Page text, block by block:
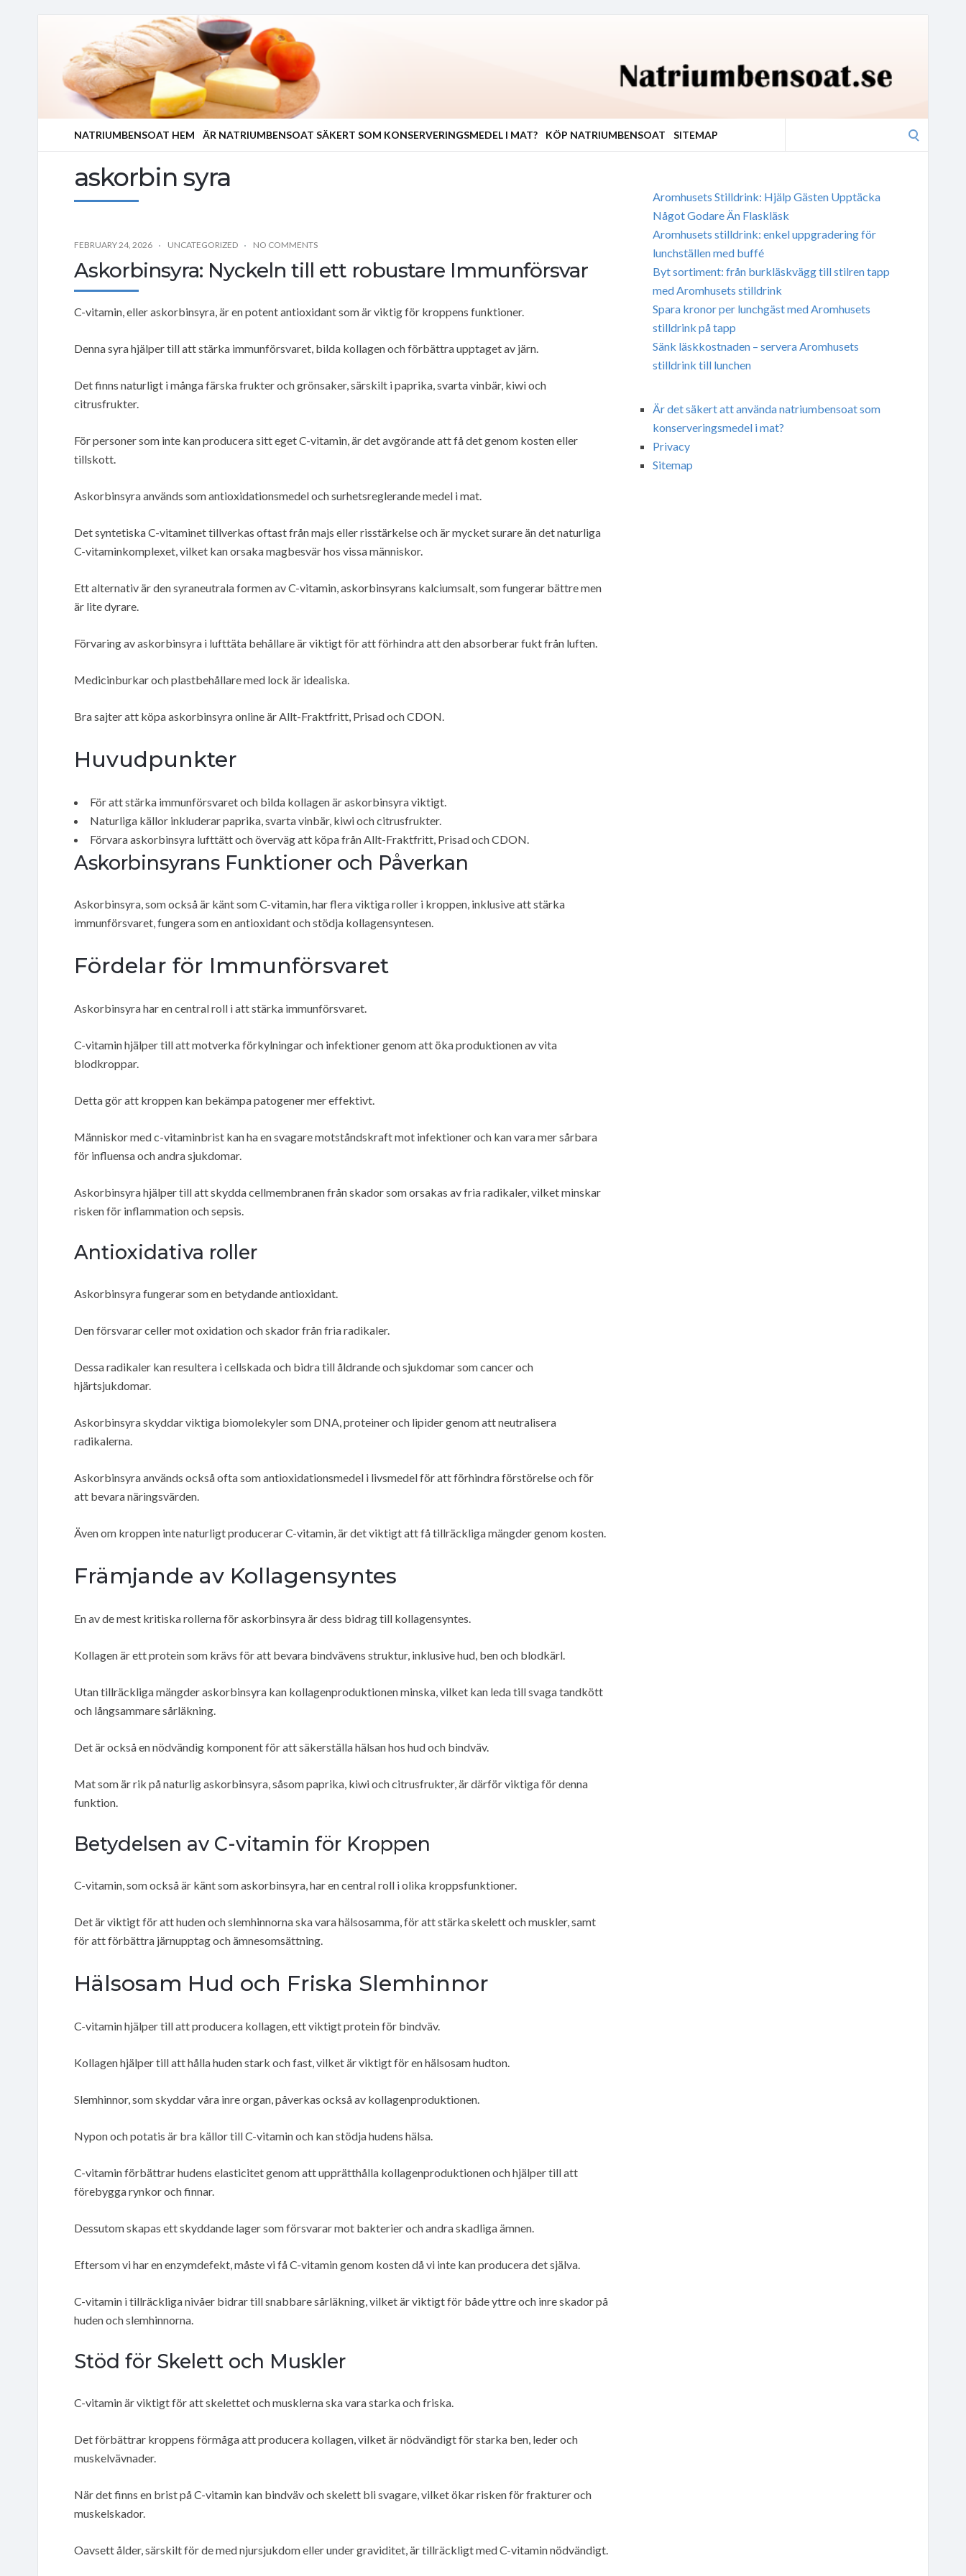
NATRIUMBENSOAT HEM ÄR NATRIUMBENSOAT SÄKERT SOM KONSERVERINGSMEDEL I MAT? KÖP NATRIUMBENSOAT SITEMAP
askorbin syra
FEBRUARY 24, 2026 UNCATEGORIZED NO COMMENTS
Askorbinsyra: Nyckeln till ett robustare Immunförsvar
C-vitamin, eller askorbinsyra, är en potent antioxidant som är viktig för kroppens funktioner.
Denna syra hjälper till att stärka immunförsvaret, bilda kollagen och förbättra upptaget av järn.
Det finns naturligt i många färska frukter och grönsaker, särskilt i paprika, svarta vinbär, kiwi och
citrusfrukter.
För personer som inte kan producera sitt eget C-vitamin, är det avgörande att få det genom kosten eller
tillskott.
Askorbinsyra används som antioxidationsmedel och surhetsreglerande medel i mat.
Det syntetiska C-vitaminet tillverkas oftast från majs eller risstärkelse och är mycket surare än det naturliga
C-vitaminkomplexet, vilket kan orsaka magbesvär hos vissa människor.
Ett alternativ är den syraneutrala formen av C-vitamin, askorbinsyrans kalciumsalt, som fungerar bättre men
är lite dyrare.
Förvaring av askorbinsyra i lufttäta behållare är viktigt för att förhindra att den absorberar fukt från luften.
Medicinburkar och plastbehållare med lock är idealiska.
Bra sajter att köpa askorbinsyra online är Allt-Fraktfritt, Prisad och CDON.
Huvudpunkter
För att stärka immunförsvaret och bilda kollagen är askorbinsyra viktigt.
Naturliga källor inkluderar paprika, svarta vinbär, kiwi och citrusfrukter.
Förvara askorbinsyra lufttätt och överväg att köpa från Allt-Fraktfritt, Prisad och CDON.
Askorbinsyrans Funktioner och Påverkan
Askorbinsyra, som också är känt som C-vitamin, har flera viktiga roller i kroppen, inklusive att stärka
immunförsvaret, fungera som en antioxidant och stödja kollagensyntesen.
Fördelar för Immunförsvaret
Askorbinsyra har en central roll i att stärka immunförsvaret.
C-vitamin hjälper till att motverka förkylningar och infektioner genom att öka produktionen av vita
blodkroppar.
Detta gör att kroppen kan bekämpa patogener mer effektivt.
Människor med c-vitaminbrist kan ha en svagare motståndskraft mot infektioner och kan vara mer sårbara
för influensa och andra sjukdomar.
Askorbinsyra hjälper till att skydda cellmembranen från skador som orsakas av fria radikaler, vilket minskar
risken för inflammation och sepsis.
Antioxidativa roller
Askorbinsyra fungerar som en betydande antioxidant.
Den försvarar celler mot oxidation och skador från fria radikaler.
Dessa radikaler kan resultera i cellskada och bidra till åldrande och sjukdomar som cancer och
hjärtsjukdomar.
Askorbinsyra skyddar viktiga biomolekyler som DNA, proteiner och lipider genom att neutralisera
radikalerna.
Askorbinsyra används också ofta som antioxidationsmedel i livsmedel för att förhindra förstörelse och för
att bevara näringsvärden.
Även om kroppen inte naturligt producerar C-vitamin, är det viktigt att få tillräckliga mängder genom kosten.
Främjande av Kollagensyntes
En av de mest kritiska rollerna för askorbinsyra är dess bidrag till kollagensyntes.
Kollagen är ett protein som krävs för att bevara bindvävens struktur, inklusive hud, ben och blodkärl.
Utan tillräckliga mängder askorbinsyra kan kollagenproduktionen minska, vilket kan leda till svaga tandkött
och långsammare sårläkning.
Det är också en nödvändig komponent för att säkerställa hälsan hos hud och bindväv.
Mat som är rik på naturlig askorbinsyra, såsom paprika, kiwi och citrusfrukter, är därför viktiga för denna
funktion.
Betydelsen av C-vitamin för Kroppen
C-vitamin, som också är känt som askorbinsyra, har en central roll i olika kroppsfunktioner.
Det är viktigt för att huden och slemhinnorna ska vara hälsosamma, för att stärka skelett och muskler, samt
för att förbättra järnupptag och ämnesomsättning.
Hälsosam Hud och Friska Slemhinnor
C-vitamin hjälper till att producera kollagen, ett viktigt protein för bindväv.
Kollagen hjälper till att hålla huden stark och fast, vilket är viktigt för en hälsosam hudton.
Slemhinnor, som skyddar våra inre organ, påverkas också av kollagenproduktionen.
Nypon och potatis är bra källor till C-vitamin och kan stödja hudens hälsa.
C-vitamin förbättrar hudens elasticitet genom att upprätthålla kollagenproduktionen och hjälper till att
förebygga rynkor och finnar.
Dessutom skapas ett skyddande lager som försvarar mot bakterier och andra skadliga ämnen.
Eftersom vi har en enzymdefekt, måste vi få C-vitamin genom kosten då vi inte kan producera det själva.
C-vitamin i tillräckliga nivåer bidrar till snabbare sårläkning, vilket är viktigt för både yttre och inre skador på
huden och slemhinnorna.
Stöd för Skelett och Muskler
C-vitamin är viktigt för att skelettet och musklerna ska vara starka och friska.
Det förbättrar kroppens förmåga att producera kollagen, vilket är nödvändigt för starka ben, leder och
muskelvävnader.
När det finns en brist på C-vitamin kan bindväv och skelett bli svagare, vilket ökar risken för frakturer och
muskelskador.
Oavsett ålder, särskilt för de med njursjukdom eller under graviditet, är tillräckligt med C-vitamin nödvändigt.
Aromhusets Stilldrink: Hjälp Gästen Upptäcka
Något Godare Än Flaskläsk
Aromhusets stilldrink: enkel uppgradering för
lunchställen med buffé
Byt sortiment: från burkläskvägg till stilren tapp
med Aromhusets stilldrink
Spara kronor per lunchgäst med Aromhusets
stilldrink på tapp
Sänk läskkostnaden – servera Aromhusets
stilldrink till lunchen
Är det säkert att använda natriumbensoat som
konserveringsmedel i mat?
Privacy
Sitemap